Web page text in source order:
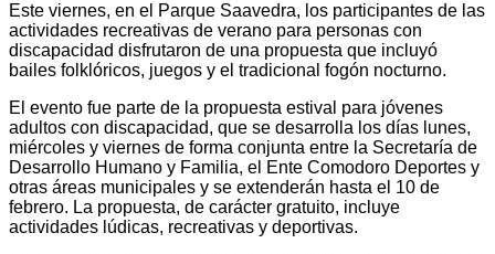
Este viernes, en el Parque Saavedra, los participantes de las
actividades recreativas de verano para personas con
discapacidad disfrutaron de una propuesta que incluyó
bailes folklóricos, juegos y el tradicional fogón nocturno.
El evento fue parte de la propuesta estival para jóvenes
adultos con discapacidad, que se desarrolla los días lunes,
miércoles y viernes de forma conjunta entre la Secretaría de
Desarrollo Humano y Familia, el Ente Comodoro Deportes y
otras áreas municipales y se extenderán hasta el 10 de
febrero. La propuesta, de carácter gratuito, incluye
actividades lúdicas, recreativas y deportivas.